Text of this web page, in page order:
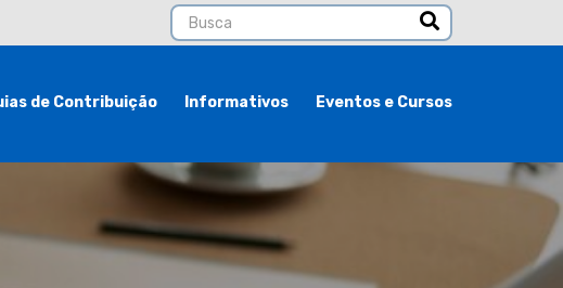
de Contribuição Informativos Eventos e Cursos